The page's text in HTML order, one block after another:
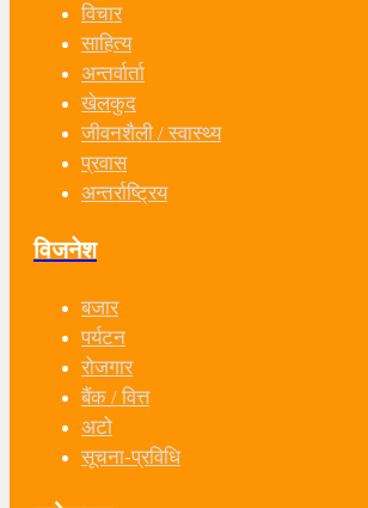
विचार
साहित्य
अन्तर्वार्ता
खेलकुद
जीवनशैली / स्वास्थ्य
प्रवास
अन्तर्राष्ट्रिय
विजनेश
बजार
पर्यटन
रोजगार
बैंक / वित्त
अटो
सूचना-प्रविधि